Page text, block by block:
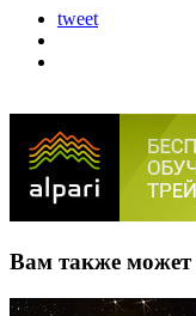
tweet
Вам также может